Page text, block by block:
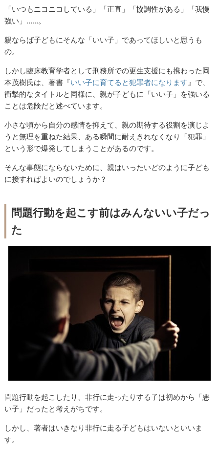
「いつもニコニコしている」「正直」「協調性がある」「我慢
強い」……。
親ならば子どもにそんな「いい子」であってほしいと思うも
の。
しかし臨床教育学者として刑務所での更生支援にも携わった岡
本茂樹氏は、著書『いい子に育てると犯罪者になります』で、
衝撃的なタイトルと同様に、親が子どもに「いい子」を強いる
ことは危険だと述べています。
小さな頃から自分の感情を抑えて、親の期待する役割を演じよ
うと無理を重ねた結果、ある瞬間に耐えきれなくなり「犯罪」
という形で爆発してしまうことがあるのです。
そんな事態にならないために、親はいったいどのように子ども
に接すればよいのでしょうか？
問題行動を起こす前はみんないい子だっ
た
問題行動を起こしたり、非行に走ったりする子は初めから「悪
い子」だったと考えがちです。
しかし、著者はいきなり非行に走る子どもはいないといいま
す。